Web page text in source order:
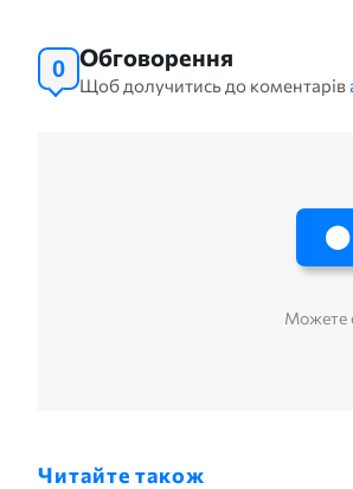
0 Обговорення
Щоб долучитись до коментарів
Можете
Читайте також